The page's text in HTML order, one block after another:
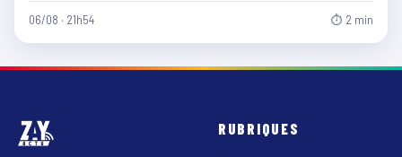
06/08 · 21h54 ⏱ 2 min
RUBRIQUES